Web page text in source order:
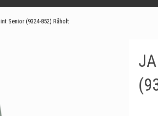
Senior (9324-852) Råholt